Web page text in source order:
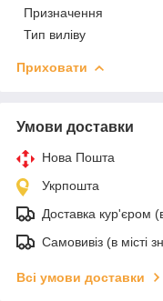
Призначення
Тип виліву
Приховати
Умови доставки
Нова Пошта
Укрпошта
Доставка кур'єром
Самовивіз (в місті
Всі умови доставки